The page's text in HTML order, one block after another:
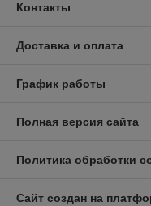
Контакты
Доставка и оплата
График работы
Полная версия сайта
Политика обработки
Сайт создан на